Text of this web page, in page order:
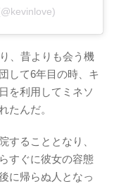
、昔よりも会う機
して6年目の時、キ
を利用してミネソ
たんだ。
することとなり、
すぐに彼女の容態
に帰らぬ人となっ